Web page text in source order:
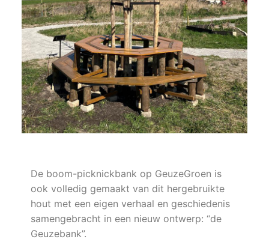
De boom-picknickbank op GeuzeGroen is
ook volledig gemaakt van dit hergebruikte
hout met een eigen verhaal en geschiedenis
samengebracht in een nieuw ontwerp: “de
Geuzebank”.